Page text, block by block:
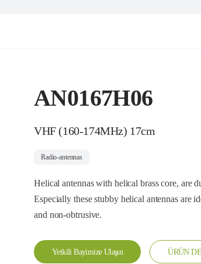
AN0167H06
VHF (160-174MHz) 17cm
Radio-antennas
Helical antennas with helical brass core, are
Especially these stubby helical antennas are
and non-obtrusive.
Yetkili Bayimize Ulaşın ÜRÜN